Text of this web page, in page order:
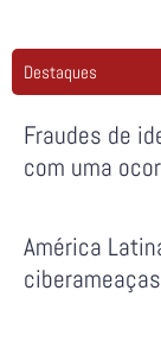
Destaques
Fraudes de
com uma
América